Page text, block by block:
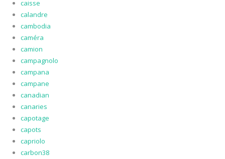
caisse
calandre
cambodia
caméra
camion
campagnolo
campana
campane
canadian
canaries
capotage
capots
capriolo
carbon38